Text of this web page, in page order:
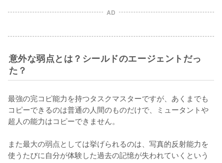
AD
意外な弱点とは？シールドのエージェントだっ
た？
最強の完コピ能力を持つタスクマスターですが、あくまでも
コピーできるのは普通の人間のものだけで、ミュータントや
超人の能力はコピーできません。
また最大の弱点としては挙げられるのは、写真的反射能力を
使うたびに自分が体験した過去の記憶が失われていくという